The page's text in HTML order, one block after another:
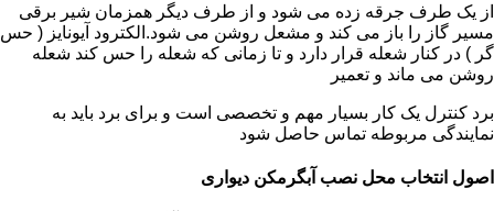
از یک طرف جرقه زده می شود و از طرف دیگر همزمان شیر برقی
مسیر گاز را باز می کند و مشعل روشن می شود.الکترود آیونایز ( حس
گر ) در کنار شعله قرار دارد و تا زمانی که شعله را حس کند شعله
روشن می ماند و تعمیر
برد کنترل یک کار بسیار مهم و تخصصی است و برای برد باید به
نمایندگی مربوطه تماس حاصل شود
اصول انتخاب محل نصب آبگرمکن دیواری